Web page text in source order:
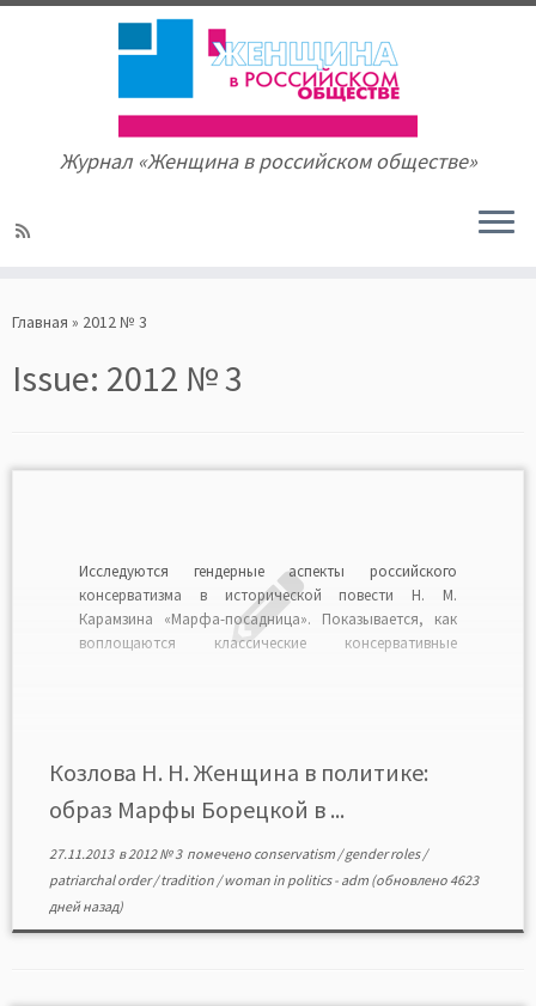
to
Журнал «Женщина в российском обществе»
Главная » 2012 № 3
Issue: 2012 № 3
Исследуются гендерные аспекты российского
консерватизма в исторической повести Н. М.
Карамзина «Марфа-посадница». Показывается, как
воплощаются классические консервативные
Тверской государственный университет Kozlova N. N.
Woman in politics: image of Marpha Boretsky in historical
[…]
Козлова Н. Н. Женщина в политике:
образ Марфы Борецкой в ...
27.11.2013в2012 № 3 помечено conservatism /gender roles/
patriarchal order/tradition /woman in politics- adm(обновлено 4623
дней назад)